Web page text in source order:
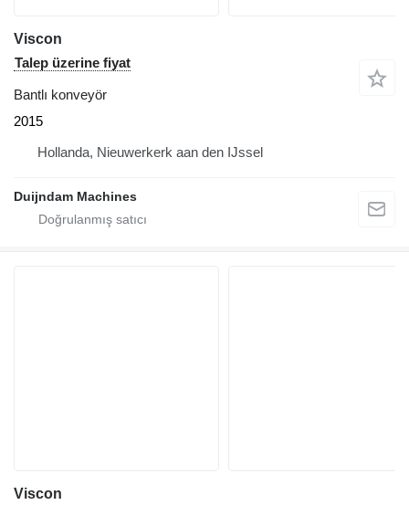
Viscon
Talep üzerine fiyat
Bantlı konveyör
2015
Hollanda, Nieuwerkerk aan den IJssel
Duijndam Machines
Viscon